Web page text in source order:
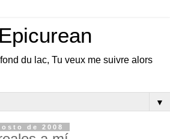
du lac, Tu veux me suivre alors
▼
de 2008